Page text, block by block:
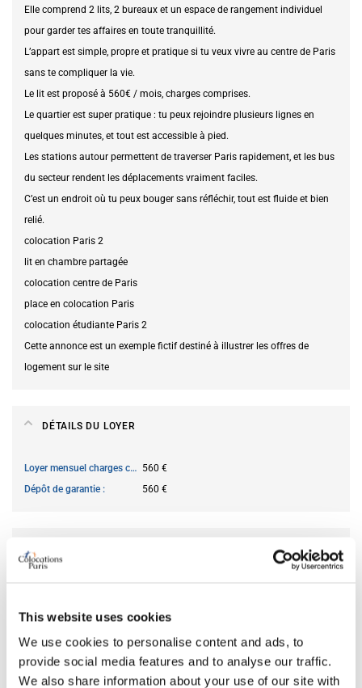
This website uses cookies
We use cookies to personalise content and ads, to
provide social media features and to analyse our traffic.
We also share information about your use of our site with
Elle comprend 2 lits, 2 bureaux et un espace de rangement individuel
pour garder tes affaires en toute tranquillité.
L’appart est simple, propre et pratique si tu veux vivre au centre de Paris
sans te compliquer la vie.
Le lit est proposé à 560€ / mois, charges comprises.
Le quartier est super pratique : tu peux rejoindre plusieurs lignes en
quelques minutes, et tout est accessible à pied.
Les stations autour permettent de traverser Paris rapidement, et les bus
du secteur rendent les déplacements vraiment faciles.
C’est un endroit où tu peux bouger sans réfléchir, tout est fluide et bien
relié.
colocation Paris 2
lit en chambre partagée
colocation centre de Paris
place en colocation Paris
colocation étudiante Paris 2
Cette annonce est un exemple fictif destiné à illustrer les offres de
logement sur le site
DÉTAILS DU LOYER
Loyer mensuel charges comprises 560 €
Dépôt de garantie
560 €
non
CARACTÉRISTIQUES DE LA CHAMBRE